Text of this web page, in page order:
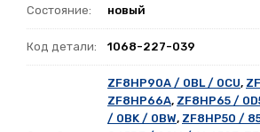
Состояние: новый
Код детали: 1068-227-039
ZF8HP90A / 0BL / 0CU,
ZF8HP66A, ZF8HP65 /
/ 0BK / 0BW, ZF8HP50 /